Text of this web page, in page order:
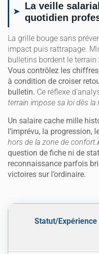
La veille
quotidien
La grille bouge sans
impact puis rattrapage.
bulletins bordent le
Vous contrôlez les
à condition de croiser
bulletin. Ce réflexe
terrain impose sa loi dès
Un salaire cache mille
l’imprévu, la progression,
hors de la zone de confort.
question de fiche ni de
reconnaissance parfois
victoires sur l’ordinaire.
Statut/Expérience